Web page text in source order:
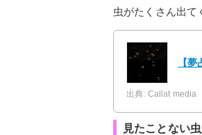
虫がたくさん出て
【
出典: Callat media
見たことない